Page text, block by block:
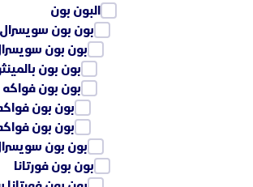
البون بون
بون بون سويسرال
بون بون
بون بون
بون بون فواكه
بون بون فواكه
بون بون فواكه
بون بون
بون بون فورتانا